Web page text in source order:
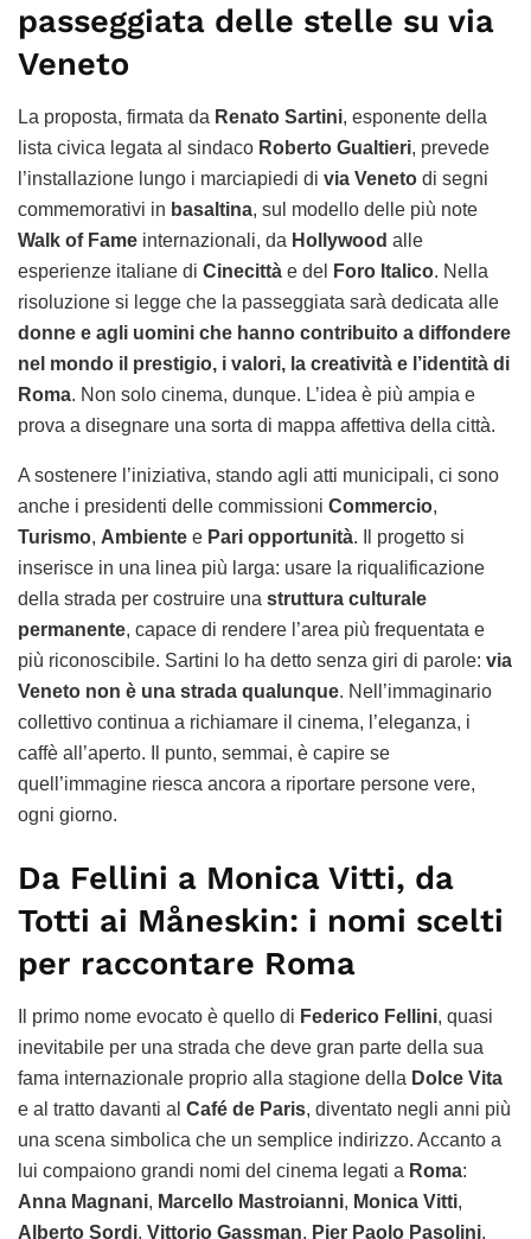
passeggiata delle stelle su via
Veneto
La proposta, firmata da Renato Sartini, esponente della
lista civica legata al sindaco Roberto Gualtieri, prevede
l’installazione lungo i marciapiedi di via Veneto di segni
commemorativi in basaltina, sul modello delle più note
Walk of Fame internazionali, da Hollywood alle
esperienze italiane di Cinecittà e del Foro Italico. Nella
risoluzione si legge che la passeggiata sarà dedicata alle
donne e agli uomini che hanno contribuito a diffondere
nel mondo il prestigio, i valori, la creatività e l’identità di
Roma. Non solo cinema, dunque. L’idea è più ampia e
prova a disegnare una sorta di mappa affettiva della città.
A sostenere l’iniziativa, stando agli atti municipali, ci sono
anche i presidenti delle commissioni Commercio,
Turismo, Ambiente e Pari opportunità. Il progetto si
inserisce in una linea più larga: usare la riqualificazione
della strada per costruire una struttura culturale
permanente, capace di rendere l’area più frequentata e
più riconoscibile. Sartini lo ha detto senza giri di parole: via
Veneto non è una strada qualunque. Nell’immaginario
collettivo continua a richiamare il cinema, l’eleganza, i
caffè all’aperto. Il punto, semmai, è capire se
quell’immagine riesca ancora a riportare persone vere,
ogni giorno.
Da Fellini a Monica Vitti, da
Totti ai Måneskin: i nomi scelti
per raccontare Roma
Il primo nome evocato è quello di Federico Fellini, quasi
inevitabile per una strada che deve gran parte della sua
fama internazionale proprio alla stagione della Dolce Vita
e al tratto davanti al Café de Paris, diventato negli anni più
una scena simbolica che un semplice indirizzo. Accanto a
lui compaiono grandi nomi del cinema legati a Roma:
Anna Magnani, Marcello Mastroianni, Monica Vitti,
Alberto Sordi, Vittorio Gassman, Pier Paolo Pasolini.